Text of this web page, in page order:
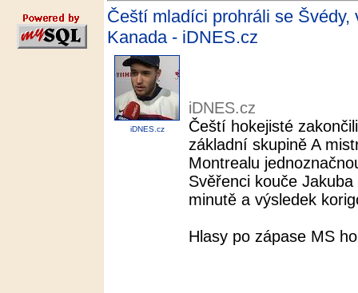
Čeští mladíci prohráli se
Kanada - iDNES.cz
iDNES.cz
iDNES.cz
Čeští hokejisté
základní skupině A
Montrealu
Svěřenci kouče
minutě a výsledek
Hlasy po zápase MS